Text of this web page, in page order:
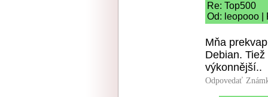
Re: Top500
Od: leopooo |
Mňa
Debian.
výkonnější..
Odpovedať